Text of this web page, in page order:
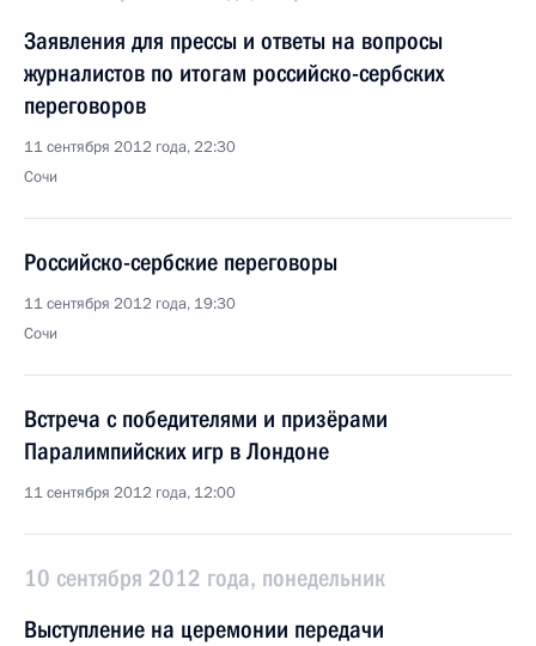
Заявления для прессы и ответы на вопросы
журналистов по итогам российско-сербских
переговоров
11 сентября 2012 года, 22:30
Сочи
Российско-сербские переговоры
11 сентября 2012 года, 19:30
Сочи
Встреча с победителями и призёрами
Паралимпийских игр в Лондоне
11 сентября 2012 года, 12:00
10 сентября 2012 года, понедельник
Выступление на церемонии передачи